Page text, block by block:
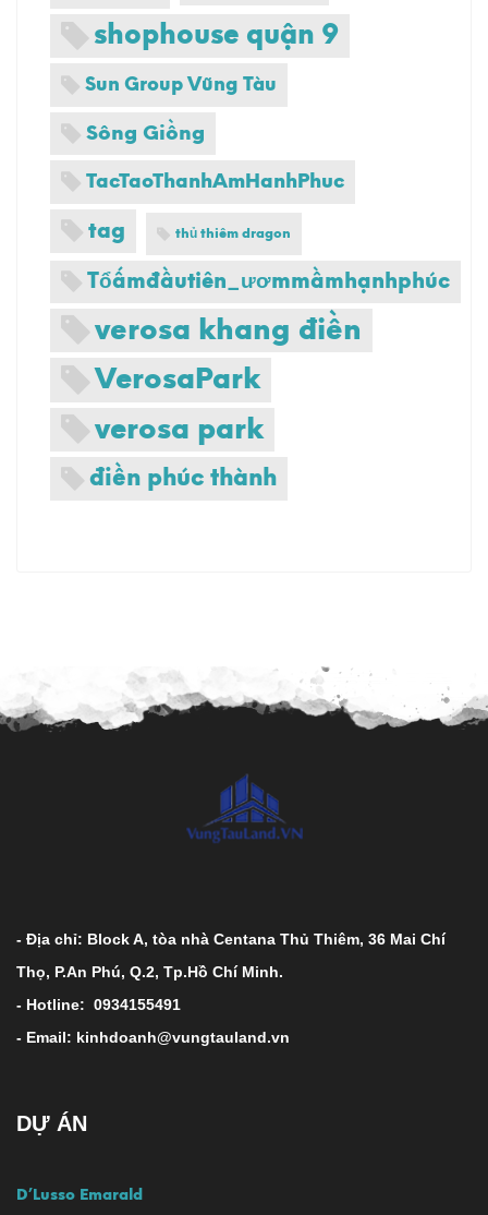
shophouse quận 9
Sun Group Vũng Tàu
Sông Giồng
TacTaoThanhAmHanhPhuc
tag thủ thiêm dragon
Tổấmđầutiên_ươmmầmhạnhphúc
verosa khang điền
VerosaPark
verosa park
điền phúc thành
- Địa chỉ: Block A, tòa nhà Centana Thủ Thiêm, 36 Mai Chí
Thọ, P.An Phú, Q.2, Tp.Hồ Chí Minh.
- Hotline: 0934155491
- Email: kinhdoanh@vungtauland.vn
DỰ ÁN
D’Lusso Emarald